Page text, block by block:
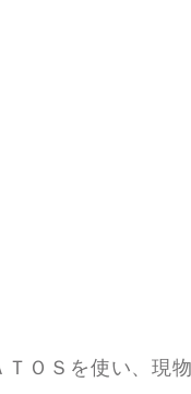
ＯＳを使い、現